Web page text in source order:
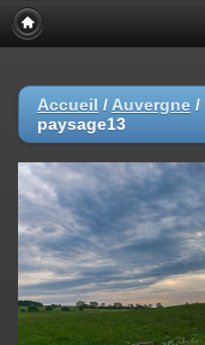
Accueil / Auvergne /
paysage13